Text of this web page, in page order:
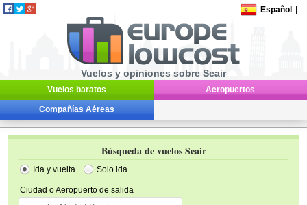
Español
Vuelos y opiniones sobre Seair
Vuelos baratos Aeropuertos
Compañías Aéreas
Búsqueda de vuelos Seair
Ida y vuelta Solo ida
Ciudad o Aeropuerto de salida